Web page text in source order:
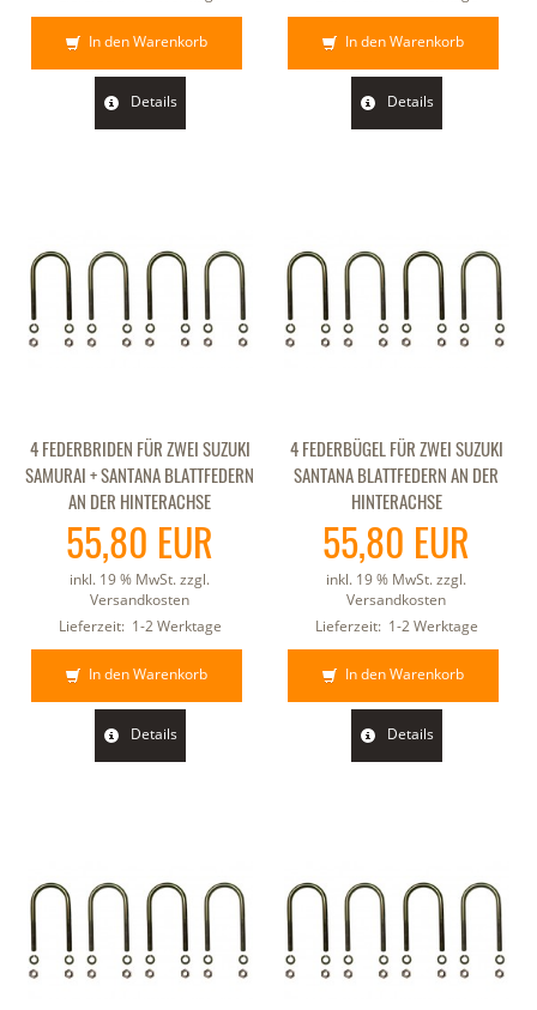
In den Warenkorb
Details
In den Warenkorb
Details
4 FEDERBRIDEN FÜR ZWEI SUZUKI
SAMURAI + SANTANA BLATTFEDERN
AN DER HINTERACHSE
55,80 EUR
inkl. 19 % MwSt. zzgl.
Versandkosten
Lieferzeit: 1-2 Werktage
In den Warenkorb
Details
4 FEDERBÜGEL FÜR ZWEI SUZUKI
SANTANA BLATTFEDERN AN DER
HINTERACHSE
55,80 EUR
inkl. 19 % MwSt. zzgl.
Versandkosten
Lieferzeit: 1-2 Werktage
In den Warenkorb
Details